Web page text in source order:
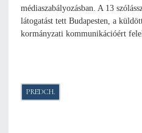
médiaszabályozásban. A 13
látogatást tett Budapesten, a
kormányzati kommunikációért
PREDCHÁDZAJÚCI ČLÁNOK: DVE
PREDCH.